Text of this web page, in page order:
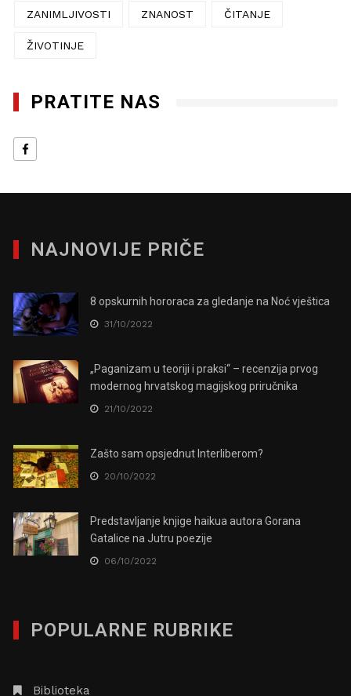
ZANIMLJIVOSTI ZNANOST ČITANJE
ŽIVOTINJE
PRATITE NAS
NAJNOVIJE PRIČE
8 opskurnih hororaca za gledanje na Noć vještica
31/10/2022
„Paganizam u teoriji i praksi“ – recenzija prvog
modernog hrvatskog magijskog priručnika
21/10/2022
Zašto sam opsjednut Interliberom?
20/10/2022
Predstavljanje knjige haikua autora Gorana
Gatalice na Jutru poezije
06/10/2022
POPULARNE RUBRIKE
Biblioteka